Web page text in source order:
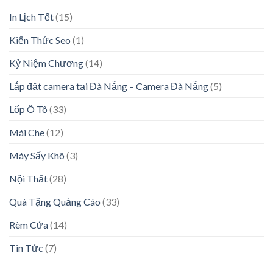
In Lịch Tết(15)
Kiến Thức Seo (1)
Kỷ Niệm Chương(14)
Lắp đặt camera tại Đà Nẵng – Camera Đà Nẵng(5)
Lốp Ô Tô (33)
Mái Che(12)
Máy Sấy Khô (3)
Nội Thất(28)
Quà Tặng Quảng Cáo (33)
Rèm Cửa(14)
Tin Tức (7)